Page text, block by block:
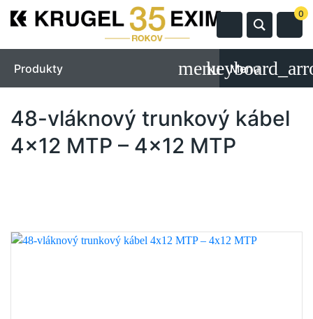
0
Produkty Menu
48-vláknový trunkový kábel
4x12 MTP – 4x12 MTP